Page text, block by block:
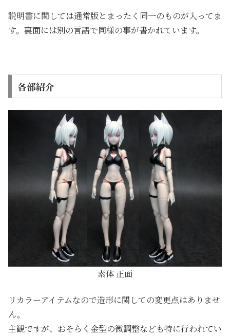
説明書に関しては通常版とまったく同一のものが入ってま
す。裏面には別の言語で同様の事が書かれています。
各部紹介
素体 正面
リカラーアイテムなので造形に関しての変更点はありませ
ん。
主観ですが、おそらく金型の微調整なども特に行われてい